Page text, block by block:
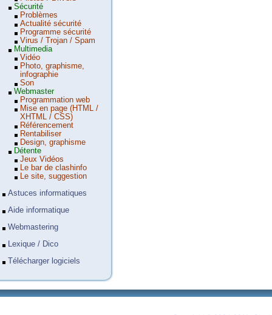
Sécurité
Problèmes
Actualité sécurité
Programme sécurité
Virus / Trojan / Spam
Multimedia
Vidéo
Photo, graphisme,
infographie
Son
Webmaster
Programmation web
Mise en page (HTML /
XHTML / CSS)
Référencement
Rentabiliser
Design, graphisme
Détente
Jeux Vidéos
Le bar de clashinfo
Le site, suggestion
Astuces informatiques
Aide informatique
Webmastering
Lexique / Dico
Télécharger logiciels